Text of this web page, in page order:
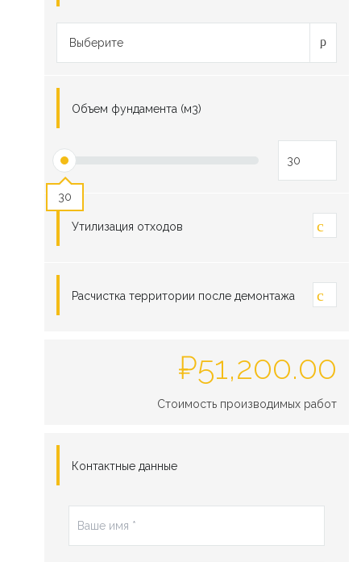
Выберите
Объем фундамента (м3)
30
Утилизация отходов
Расчистка территории после демонтажа
₽51,200.00
Стоимость производимых работ
Контактные данные